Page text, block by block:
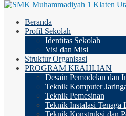
Beranda
Profil Sekolah
Identitas Sekolah
Visi dan Misi
Struktur Organisasi
PROGRAM KEAHLIAN
Desain Pemodelan dan
Teknik Komputer
Teknik Pemesinan
Teknik Instalasi Tenaga
Teknik Konstruksi dan